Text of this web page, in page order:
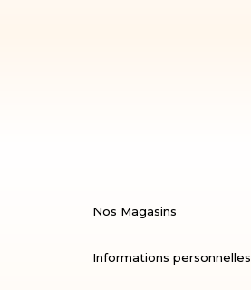
Nos Magasins
Informations personnelles